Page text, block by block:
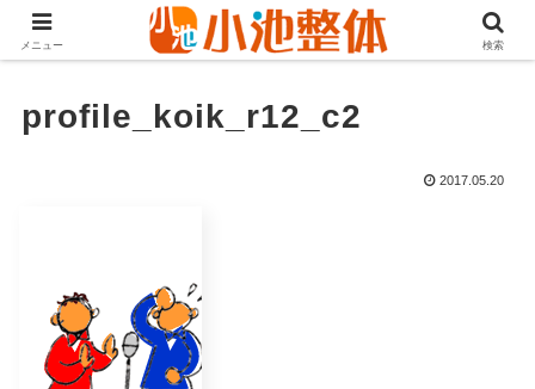
ＪＲ山手線高田馬場駅より徒歩3分・早稲田・新大久保からも至近
profile_koik_r12_c2
2017.05.20
メニュー 検索